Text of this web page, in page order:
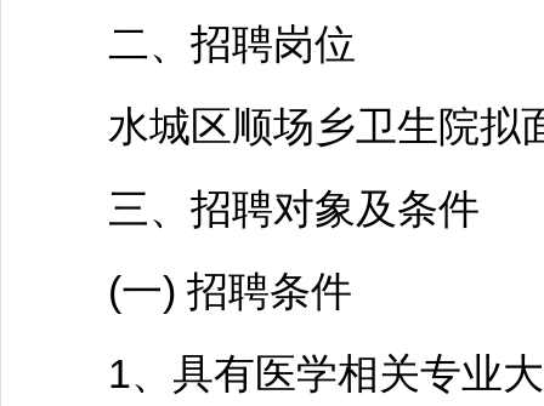
二、 招聘岗位
水城区顺场乡卫生院拟
三、 招聘对象及条件
(一) 招聘条件
1、具有医学相关专业大